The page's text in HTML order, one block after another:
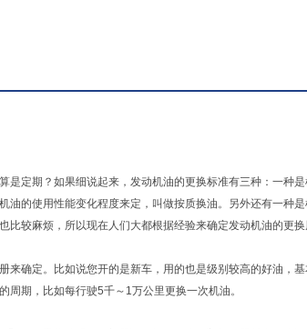
定期？如果细说起来，发动机油的更换标准有三种：一种
的使用性能变化程度来定，叫做按质换油。另外还有一种
较麻烦，所以现在人们大都根据经验来确定发动机油的更
来确定。比如说您开的是新车，用的也是级别较高的好油，
期，比如每行驶5千～1万公里更换一次机油。